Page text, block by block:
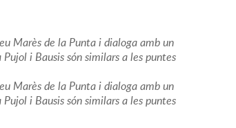
Marès de la Punta i dialoga amb un
i Bausis són similars a les puntes
Marès de la Punta i dialoga amb un
i Bausis són similars a les puntes